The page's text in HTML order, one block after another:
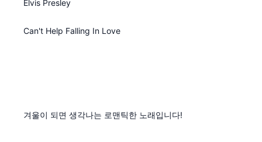
Elvis Presley
Can't Help Falling In Love
겨울이 되면 생각나는 로맨틱한 노래입니다!